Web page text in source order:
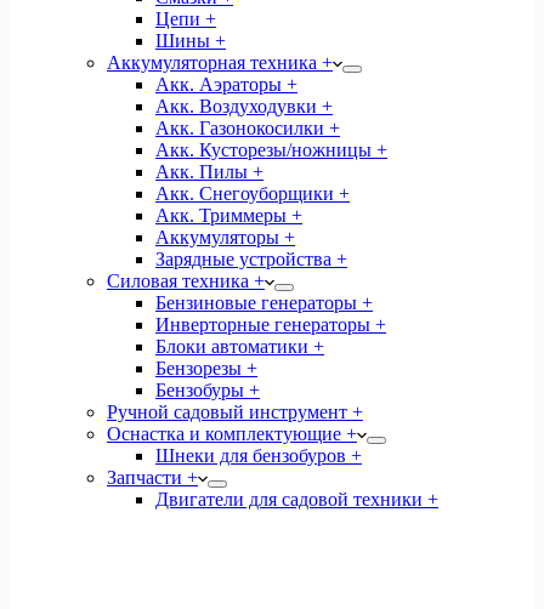
Цепи +
Шины +
Аккумуляторная техника +
Акк. Аэраторы +
Акк. Воздуходувки +
Акк. Газонокосилки +
Акк. Кусторезы/ножницы +
Акк. Пилы +
Акк. Снегоуборщики +
Акк. Триммеры +
Аккумуляторы +
Зарядные устройства +
Силовая техника +
Бензиновые генераторы +
Инверторные генераторы +
Блоки автоматики +
Бензорезы +
Бензобуры +
Ручной садовый инструмент +
Оснастка и комплектующие +
Шнеки для бензобуров +
Запчасти +
Двигатели для садовой техники +